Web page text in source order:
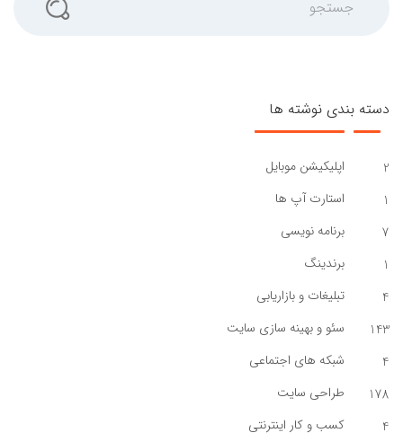
دسته بندی نوشته ها
2
اپلیکیشن موبایل
1
استارت آپ ها
7
برنامه نویسی
1
برندینگ
4
تبلیغات و بازاریابی
143
سئو و بهینه سازی سایت
4
شبکه های اجتماعی
178
طراحی سایت
4
کسب و کار اینترنتی